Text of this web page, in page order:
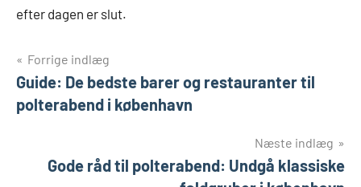
efter dagen er slut.
Indlægsnavigation
Forrige indlæg
Guide: De bedste barer og restauranter til
polterabend i københavn
Næste indlæg
Gode råd til polterabend: Undgå klassiske